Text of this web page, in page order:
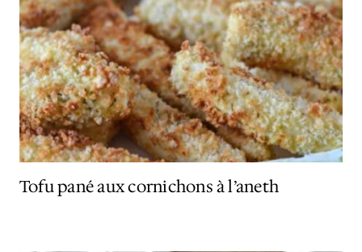
Tofu pané aux cornichons à l’aneth